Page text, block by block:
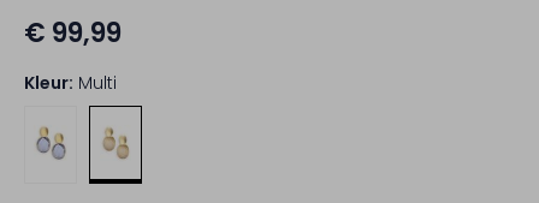
€ 99,99
Kleur: Multi